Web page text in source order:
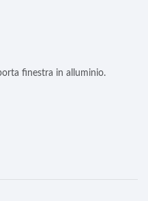
finestra in alluminio.